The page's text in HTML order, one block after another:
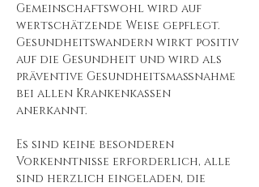
Gemeinschaftswohl wird auf
wertschätzende Weise gepflegt.
Gesundheitswandern wirkt positiv
auf die Gesundheit und wird als
präventive Gesundheitsmaßnahme
bei allen Krankenkassen
anerkannt.
Es sind keine besonderen
Vorkenntnisse erforderlich, alle
sind herzlich eingeladen, die